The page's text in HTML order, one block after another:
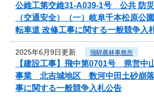
公維工第交維31-A039-1号 公共 防
（交通安全）（一）岐阜千本松原公
転車道 改修工事に関する一般競争入
2025年6月9日更新 飛騨農林事務所
【建設工事】飛中第0701号 県営中
事業 北吉城地区 数河中田土砂崩落
事に関する一般競争入札公告